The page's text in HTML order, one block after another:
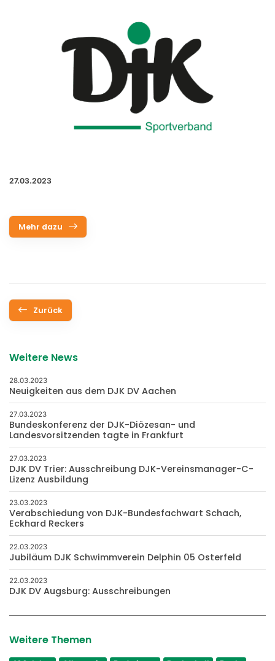
27.03.2023
Mehr dazu
Zurück
Weitere News
28.03.2023
Neuigkeiten aus dem DJK DV Aachen
27.03.2023
Bundeskonferenz der DJK-Diözesan- und
Landesvorsitzenden tagte in Frankfurt
27.03.2023
DJK DV Trier: Ausschreibung DJK-Vereinsmanager-C-
Lizenz Ausbildung
23.03.2023
Verabschiedung von DJK-Bundesfachwart Schach,
Eckhard Reckers
22.03.2023
Jubiläum DJK Schwimmverein Delphin 05 Osterfeld
22.03.2023
DJK DV Augsburg: Ausschreibungen
Weitere Themen